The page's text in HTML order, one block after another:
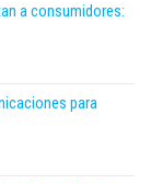
a consumidores:
para